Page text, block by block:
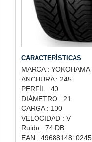
CARACTERÍSTICAS
MARCA : YOKOHAMA
ANCHURA : 245
PERFÍL : 40
DIÁMETRO : 21
CARGA : 100
VELOCIDAD : V
Ruido : 74 DB
EAN : 4968814810245